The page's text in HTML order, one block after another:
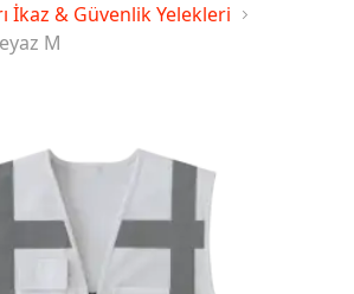
İkaz & Güvenlik Yelekleri
M